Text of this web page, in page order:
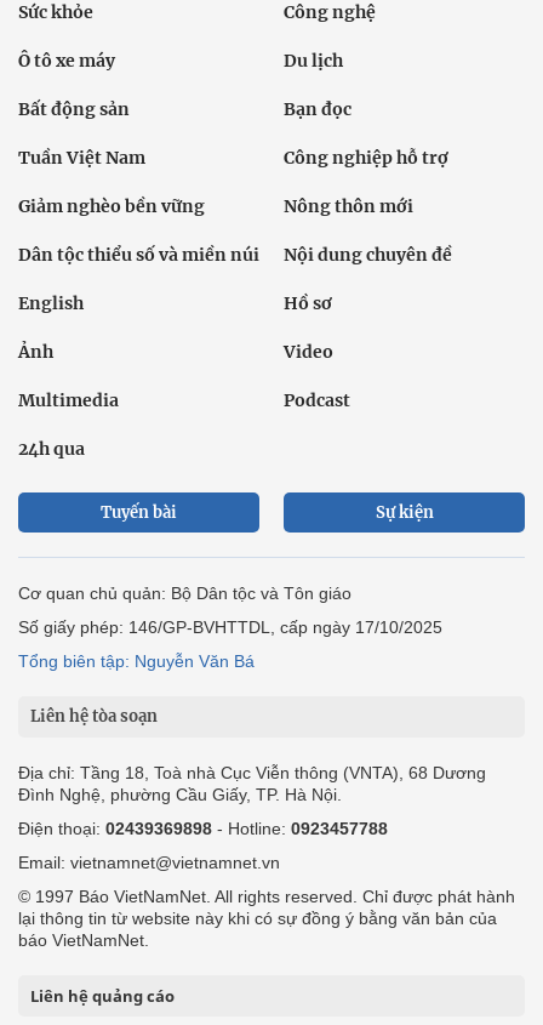
Sức khỏe Công nghệ
Ô tô xe máy Du lịch
Bất động sản Bạn đọc
Tuần Việt Nam Công nghiệp hỗ trợ
Giảm nghèo bền vững Nông thôn mới
Dân tộc thiểu số và miền núi Nội dung chuyên đề
English Hồ sơ
Ảnh Video
Multimedia Podcast
24h qua
Tuyến bài Sự kiện
Cơ quan chủ quản: Bộ Dân tộc và Tôn giáo
Số giấy phép: 146/GP-BVHTTDL, cấp ngày 17/10/2025
Tổng biên tập: Nguyễn Văn Bá
Liên hệ tòa soạn
Địa chỉ: Tầng 18, Toà nhà Cục Viễn thông (VNTA), 68 Dương
Đình Nghệ, phường Cầu Giấy, TP. Hà Nội.
Điện thoại: 02439369898 - Hotline: 0923457788
Email: vietnamnet@vietnamnet.vn
© 1997 Báo VietNamNet. All rights reserved. Chỉ được phát hành
lại thông tin từ website này khi có sự đồng ý bằng văn bản của
báo VietNamNet.
Liên hệ quảng cáo